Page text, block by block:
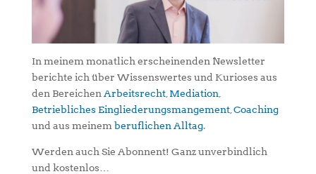
In meinem monatlich erscheinenden Newsletter
berichte ich über Wissenswertes und Kurioses aus
den Bereichen Arbeitsrecht, Mediation
Betriebliches Eingliederungsmangement, Coaching
und aus meinem beruflichen Alltag.
Werden auch Sie Abonnent! Ganz unverbindlich
und kostenlos…